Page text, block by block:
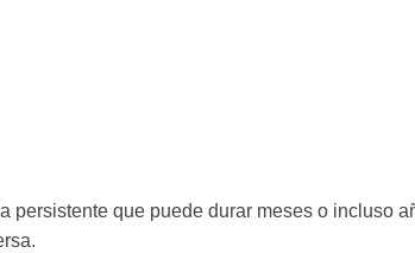
persistente que puede durar meses o incluso